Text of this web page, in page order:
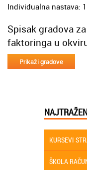
Individualna nastava:
Spisak gradova
faktoringa u
KURSEVI
ŠKOLA